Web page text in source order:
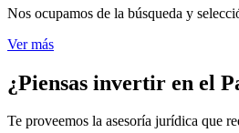
Nos ocupamos de la búsqueda y
Ver más
¿Piensas invertir en el
Te proveemos la asesoría jurídica que